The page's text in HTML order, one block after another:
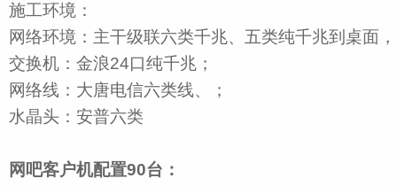
施工环境：
网络环境：主干级联六类千兆、五类纯千兆到桌面
交换机：金浪24口纯千兆；
网络线：大唐电信六类线、；
水晶头：安普六类
网吧客户机配置90台：